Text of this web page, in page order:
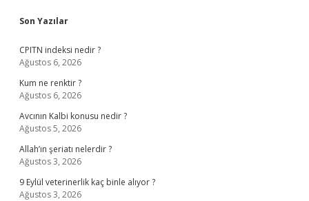
Sidebar
Son Yazılar
CPITN indeksi nedir ?
Ağustos 6, 2026
Kum ne renktir ?
Ağustos 6, 2026
Avcının Kalbi konusu nedir ?
Ağustos 5, 2026
Allah’ın şeriatı nelerdir ?
Ağustos 3, 2026
9 Eylül veterinerlik kaç binle alıyor ?
Ağustos 3, 2026